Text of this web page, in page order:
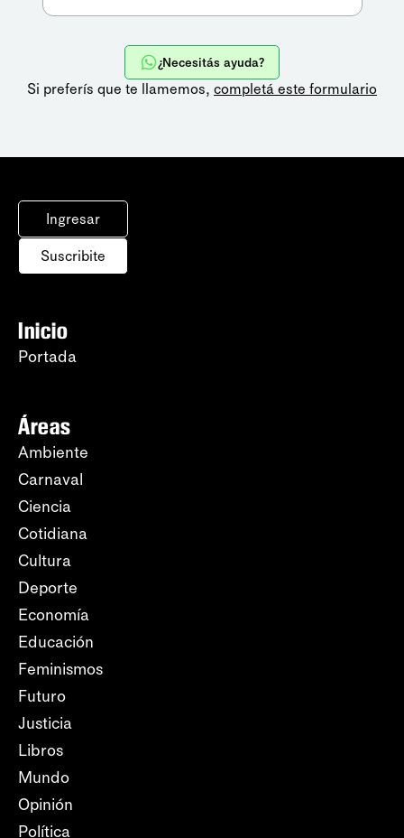
¿Necesitás ayuda?
Si preferís que te llamemos, completá este formulario
Ingresar
Suscribite
Inicio
Portada
Áreas
Ambiente
Carnaval
Ciencia
Cotidiana
Cultura
Deporte
Economía
Educación
Feminismos
Futuro
Justicia
Libros
Mundo
Opinión
Política